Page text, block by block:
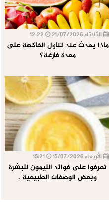
الثلاثاء 21/07/2026
ماذا يحدث عند تناول الفاكهة على
معدة فارغة؟
الأربعاء 15/07/2026
تعرفوا على فوائد الليمون للبشرة
وبعض الوصفات الطبيعية .